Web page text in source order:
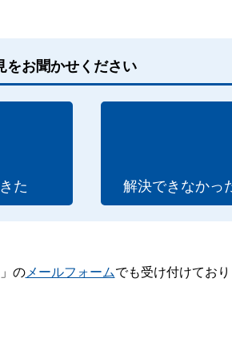
をお聞かせください
た 解決できなかっ
のメールフォームでも受け付けてお